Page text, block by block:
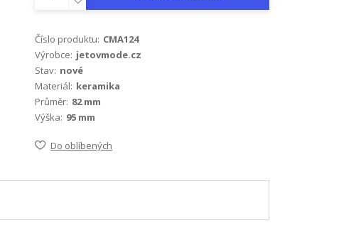
Číslo produktu: CMA124
Výrobce: jetovmode.cz
Stav: nové
Materiál: keramika
Průměr: 82 mm
Výška: 95 mm
Do oblíbených